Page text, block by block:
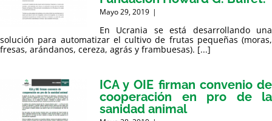
Mayo 29, 2019 |
En Ucrania se está desarrollando una
solución para automatizar el cultivo de frutas pequeñas (moras,
fresas, arándanos, cereza, agrás y frambuesas). [...]
ICA y OIE firman convenio de
cooperación en pro de la
sanidad animal